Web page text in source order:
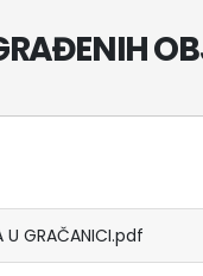
U GRAČANICI.pdf